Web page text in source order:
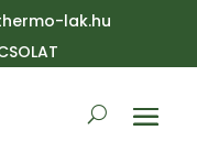
lak.hu